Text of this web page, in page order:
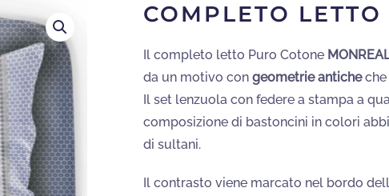
COMPLETO
Il completo letto Puro Cotone
da un motivo con geometrie anticheche
Il set lenzuola con federe a stampa a
composizione di bastoncini in colori
di sultani.
Il contrasto viene marcato nel bordo